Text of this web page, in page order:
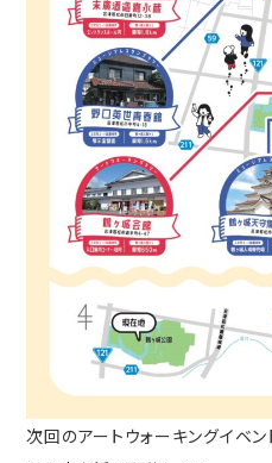
次回のアートウォーキングイベ